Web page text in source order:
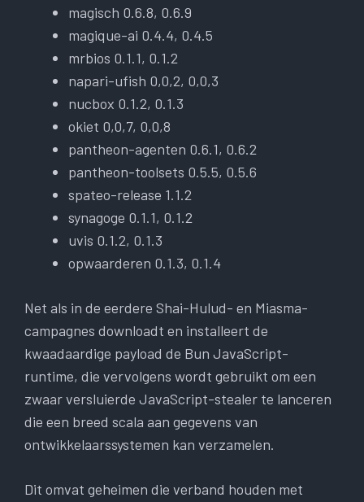
magisch 0.6.8, 0.6.9
magique-ai 0.4.4, 0.4.5
mrbios 0.1.1, 0.1.2
napari-ufish 0,0,2, 0,0,3
nucbox 0.1.2, 0.1.3
okiet 0,0,7, 0,0,8
pantheon-agenten 0.6.1, 0.6.2
pantheon-toolsets 0.5.5, 0.5.6
spateo-release 1.1.2
synagoge 0.1.1, 0.1.2
uvis 0.1.2, 0.1.3
opwaarderen 0.1.3, 0.1.4
Net als in de eerdere Shai-Hulud- en Miasma-
campagnes downloadt en installeert de
kwaadaardige payload de Bun JavaScript-
runtime, die vervolgens wordt gebruikt om een ​​
zwaar versluierde JavaScript-stealer te lanceren
die een breed scala aan gegevens van
ontwikkelaarssystemen kan verzamelen.
Dit omvat geheimen die verband houden met